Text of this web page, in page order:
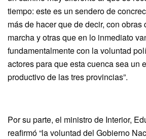
tiempo: este es un sendero de
más de hacer que de decir, con obras
marcha y otras que en lo inmediato
fundamentalmente con la voluntad
actores para que esta cuenca sea un
productivo de las tres provincias”.
Por su parte, el ministro de Interior,
reafirmó “la voluntad del Gobierno